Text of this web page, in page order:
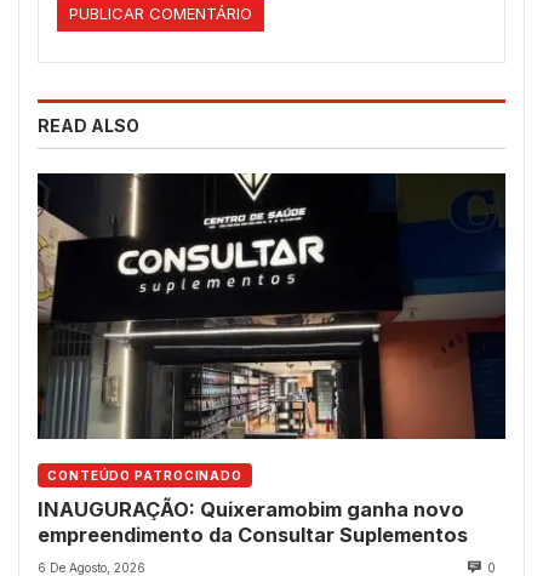
READ ALSO
CONTEÚDO PATROCINADO
INAUGURAÇÃO: Quixeramobim ganha novo
empreendimento da Consultar Suplementos
6 De Agosto, 2026 0